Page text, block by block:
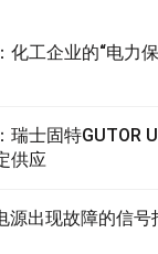
化工企业的“电力
瑞士固特GUTOR
供应
源出现故障的信